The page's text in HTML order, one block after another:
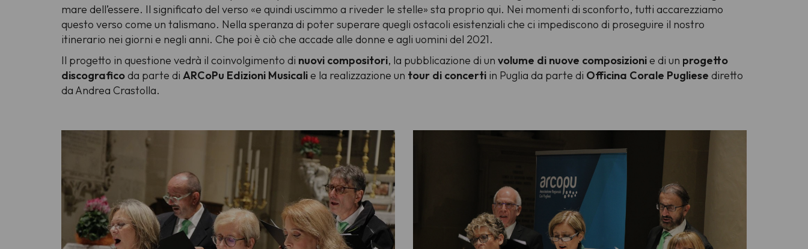
mare dell’essere. Il significato del verso «e quindi uscimmo a riveder le stelle» sta proprio qui. Nei momenti di sconforto, tutti accarezziamo
questo verso come un talismano. Nella speranza di poter superare quegli ostacoli esistenziali che ci impediscono di proseguire il nostro
itinerario nei giorni e negli anni. Che poi è ciò che accade alle donne e agli uomini del 2021.
Il progetto in questione vedrà il coinvolgimento di nuovi compositori, la pubblicazione di un volume di nuove composizionie di un progetto
discograficoda parte di ARCoPu Edizioni Musicalie la realizzazione un tour di concerti in Puglia da parte di Officina Corale Pugliese diretto
da Andrea Crastolla.